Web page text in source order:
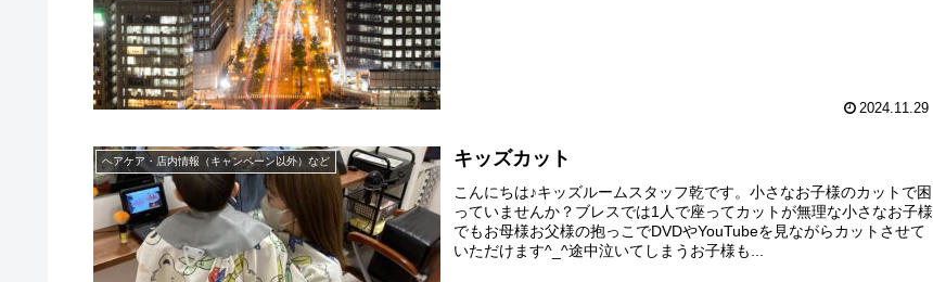
2024.11.29
ヘアケア・店内情報（キャンペーン以外）など キッズカット
こんにちは♪キッズルームスタッフ乾です。小さなお子様のカットで困
っていませんか？ブレスでは1人で座ってカットが無理な小さなお子様
でもお母様お父様の抱っこでDVDやYouTubeを見ながらカットさせて
いただけます^_^途中泣いてしまうお子様も...